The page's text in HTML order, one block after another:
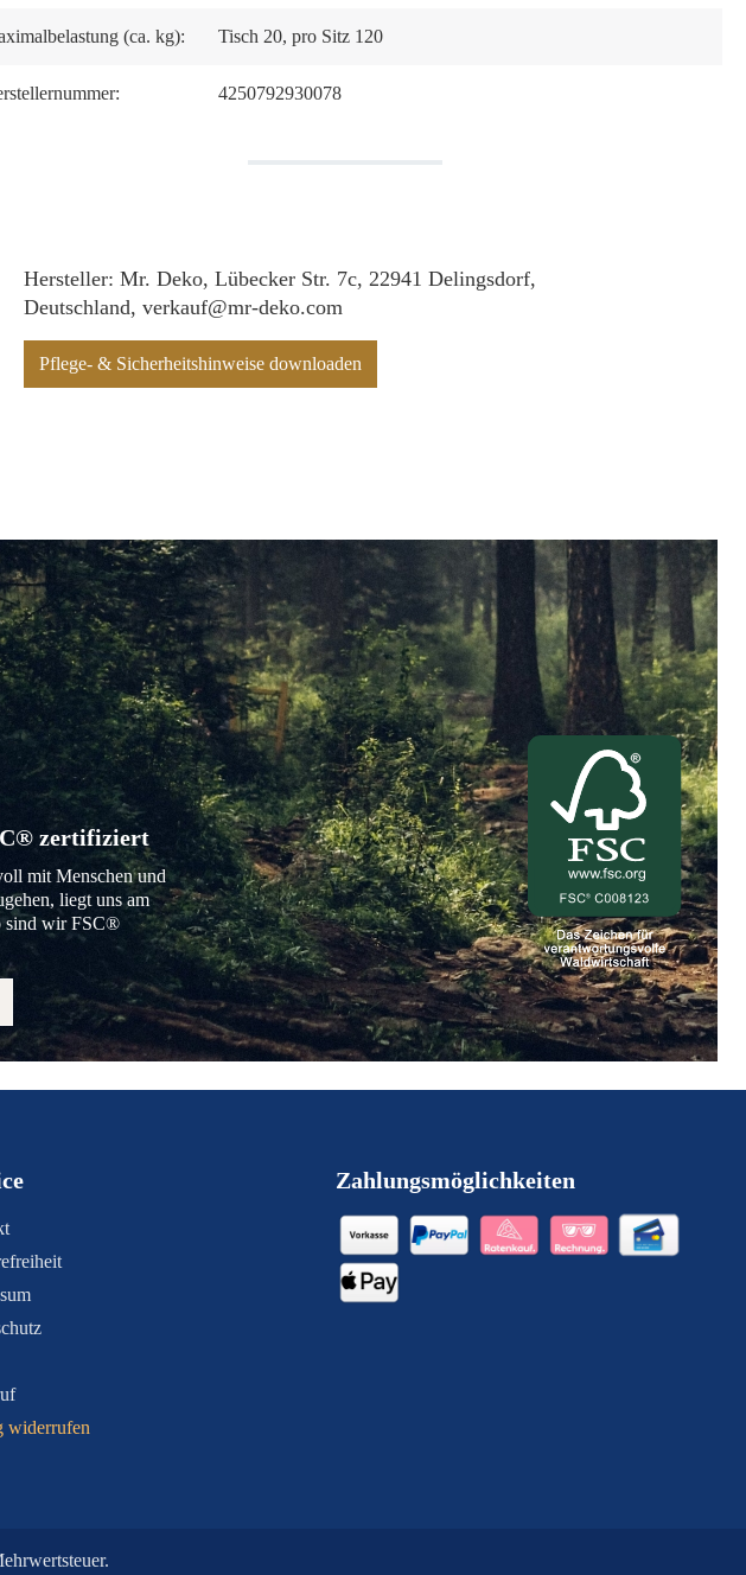
(ca. kg): Tisch 20, pro Sitz 120
4250792930078
Hersteller: Mr. Deko, Lübecker Str. 7c, 22941 Delingsdorf,
Deutschland, verkauf@mr-deko.com
Pflege- & Sicherheitshinweise downloaden
zertifiziert
mit Menschen und
liegt uns am
sind wir FSC®
widerrufen
Zahlungsmöglichkeiten